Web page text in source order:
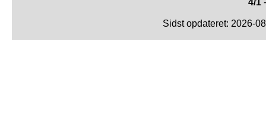
4/1
Sidst opdateret: 2026-